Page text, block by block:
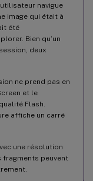
navigue
image qui était à
été
Bien qu’un
deux
ne prend pas en
et le
Flash.
affiche un carré
une résolution
fragments peuvent